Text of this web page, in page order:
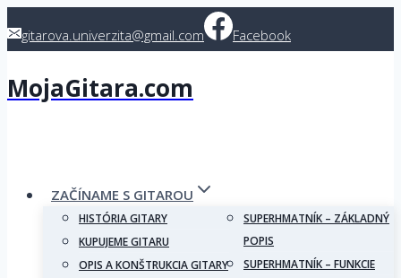
togitarova.univerzita@gmail.com Facebook
MojaGitara.com
ZAČÍNAME S GITAROU
HISTÓRIA GITARY
KUPUJEME GITARU
OPIS A KONŠTRUKCIA GITARY
SUPERHMATNÍK – ZÁKLADNÝ
POPIS
SUPERHMATNÍK – FUNKCIE